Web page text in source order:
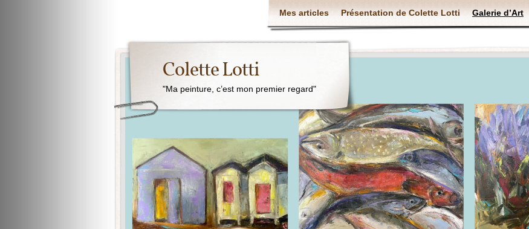
Mes articles Présentation de Colette Lotti Galerie d’Art
Colette Lotti
"Ma peinture, c’est mon premier regard"